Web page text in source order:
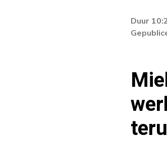
Er is
zich
Duur